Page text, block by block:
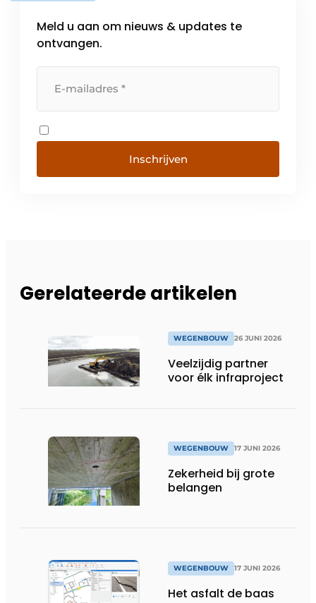
Meld u aan om nieuws & updates te
ontvangen.
Inschrijven
Gerelateerde artikelen
WEGENBOUW 26 JUNI 2026
Veelzijdig partner
voor élk infraproject
WEGENBOUW 17 JUNI 2026
Zekerheid bij grote
belangen
WEGENBOUW 17 JUNI 2026
Het asfalt de baas